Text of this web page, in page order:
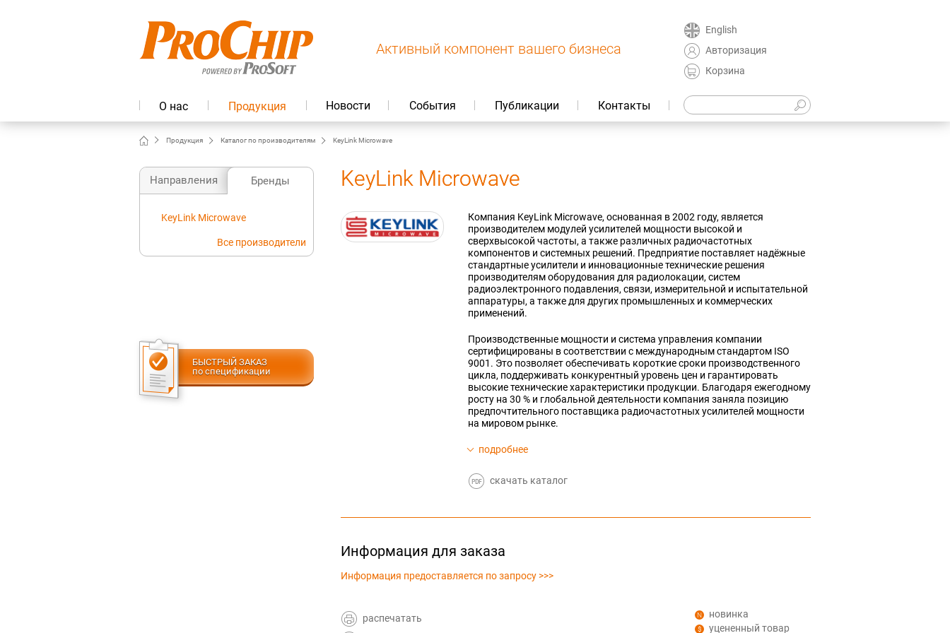
Активный компонент вашего бизнеса
English
Авторизация
Корзина
О нас Продукция Новости События Публикации Контакты
Продукция Каталог по производителям KeyLink Microwave
Направления Бренды
KeyLink Microwave
Все производители
БЫСТРЫЙ ЗАКАЗ
по спецификации
KeyLink Microwave
Компания KeyLink Microwave, основанная в 2002 году, является
производителем модулей усилителей мощности высокой и
сверхвысокой частоты, а также различных радиочастотных
компонентов и системных решений. Предприятие поставляет надёжные
стандартные усилители и инновационные технические решения
производителям оборудования для радиолокации, систем
радиоэлектронного подавления, связи, измерительной и испытательной
аппаратуры, а также для других промышленных и коммерческих
применений.
Производственные мощности и система управления компании
сертифицированы в соответствии с международным стандартом ISO
9001. Это позволяет обеспечивать короткие сроки производственного
цикла, поддерживать конкурентный уровень цен и гарантировать
высокие технические характеристики продукции. Благодаря ежегодному
росту на 30 % и глобальной деятельности компания заняла позицию
предпочтительного поставщика радиочастотных усилителей мощности
на мировом рынке.
подробнее
скачать каталог
Информация для заказа
Информация предоставляется по запросу >>>
распечатать
новинка
уцененный товар